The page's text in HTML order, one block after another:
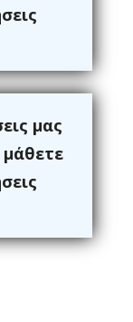
μας
μάθετε